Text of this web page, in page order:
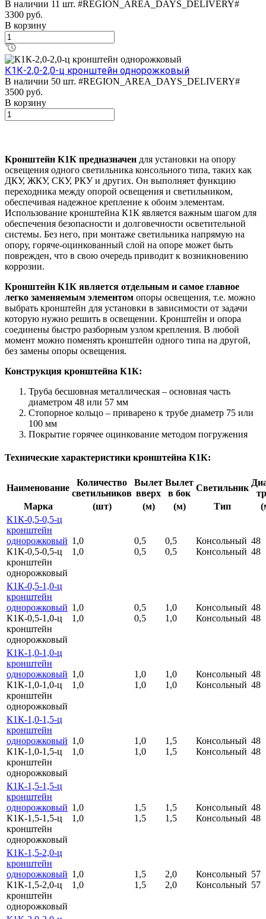
В наличии 11 шт. #REGION_AREA_DAYS_DELIVERY#
3300 руб.
В корзину
К1К-2,0-2,0-ц кронштейн однорожковый
В наличии 50 шт. #REGION_AREA_DAYS_DELIVERY#
3500 руб.
В корзину
Кронштейн К1К предназначен для установки на опору
освещения одного светильника консольного типа, таких как
ДКУ, ЖКУ, СКУ, РКУ и других. Он выполняет функцию
переходника между опорой освещения и светильником,
обеспечивая надежное крепление к обоим элементам.
Использование кронштейна К1К является важным шагом для
обеспечения безопасности и долговечности осветительной
системы. Без него, при монтаже светильника напрямую на
опору, горяче-оцинкованный слой на опоре может быть
поврежден, что в свою очередь приводит к возникновению
коррозии.
Кронштейн К1К является отдельным и самое главное
легко заменяемым элементом опоры освещения, т.е. можно
выбрать кронштейн для установки в зависимости от задачи
которую нужно решить в освещении. Кронштейн и опора
соединены быстро разборным узлом крепления. В любой
момент можно поменять кронштейн одного типа на другой,
без замены опоры освещения.
Конструкция кронштейна К1К:
Труба бесшовная металлическая – основная часть
диаметром 48 или 57 мм
Стопорное кольцо – приварено к трубе диаметр 75 или
100 мм
Покрытие горячее оцинкование методом погружения
Технические характеристики кронштейна К1К:
Наименование
Количество
светильников
Вылет
вверх
Вылет
в бок
Светильник
Марка
(шт) (м) (м) Тип
К1К-0,5-0,5-ц
кронштейн
однорожковый
К1К-0,5-0,5-ц
кронштейн
однорожковый
1,0
1,0
0,5
0,5
0,5
0,5
Консольный
Консольный
48
48
К1К-0,5-1,0-ц
кронштейн
однорожковый
К1К-0,5-1,0-ц
кронштейн
однорожковый
1,0
1,0
0,5
0,5
1,0
1,0
Консольный
Консольный
48
48
К1К-1,0-1,0-ц
кронштейн
однорожковый
К1К-1,0-1,0-ц
кронштейн
однорожковый
1,0
1,0
1,0
1,0
1,0
1,0
Консольный
Консольный
48
48
К1К-1,0-1,5-ц
кронштейн
однорожковый
К1К-1,0-1,5-ц
кронштейн
однорожковый
1,0
1,0
1,0
1,0
1,5
1,5
Консольный
Консольный
48
48
К1К-1,5-1,5-ц
кронштейн
однорожковый
К1К-1,5-1,5-ц
кронштейн
однорожковый
1,0
1,0
1,5
1,5
1,5
1,5
Консольный
Консольный
48
48
К1К-1,5-2,0-ц
кронштейн
однорожковый
К1К-1,5-2,0-ц
кронштейн
однорожковый
1,0
1,0
1,5
1,5
2,0
2,0
Консольный
Консольный
57
57